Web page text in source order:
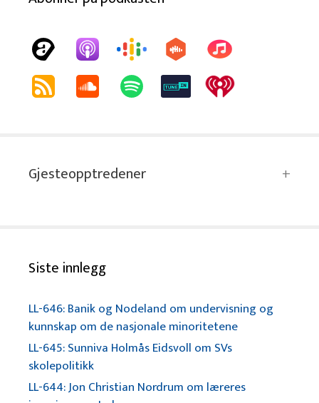
Gjesteopptredener
Siste innlegg
LL-646: Banik og Nodeland om undervisning og
kunnskap om de nasjonale minoritetene
LL-645: Sunniva Holmås Eidsvoll om SVs
skolepolitikk
LL-644: Jon Christian Nordrum om læreres